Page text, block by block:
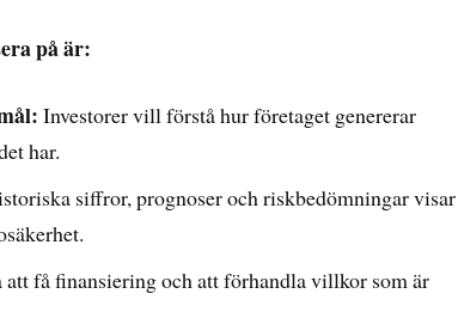
på är:
Investorer vill förstå hur företaget genererar
har.
siffror, prognoser och riskbedömningar visar
att få finansiering och att förhandla villkor som är